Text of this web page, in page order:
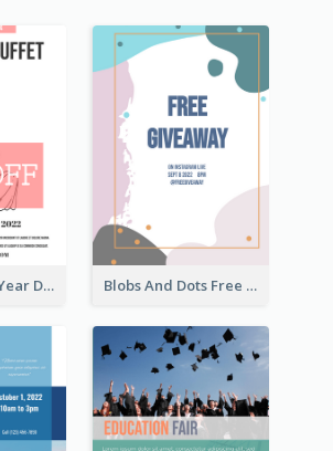
Minimal New Year Dinning Promotion Design Idea Blobs And Dots Free Giveaway Flyer